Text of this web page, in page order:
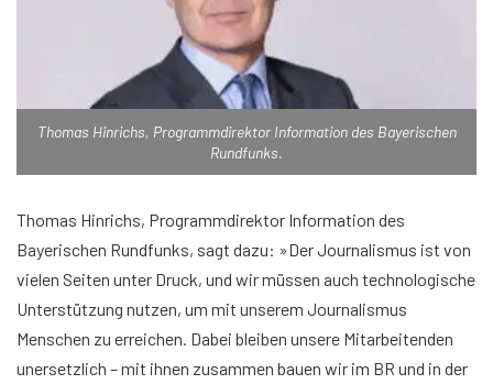
Thomas Hinrichs, Programmdirektor Information des Bayerischen
Rundfunks.
Thomas Hinrichs, Programmdirektor Information des
Bayerischen Rundfunks, sagt dazu: »Der Journalismus ist von
vielen Seiten unter Druck, und wir müssen auch technologische
Unterstützung nutzen, um mit unserem Journalismus
Menschen zu erreichen. Dabei bleiben unsere Mitarbeitenden
unersetzlich – mit ihnen zusammen bauen wir im BR und in der